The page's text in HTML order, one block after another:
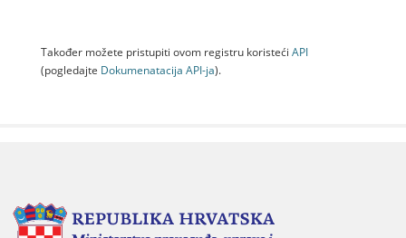
Također možete pristupiti ovom registru koristeći API
(pogledajte Dokumenаtаcijа API-jа).